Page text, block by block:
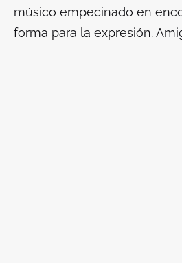
músico empecinado en
forma para la expresión.